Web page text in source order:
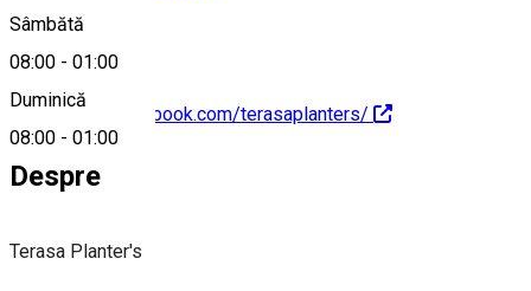
Sâmbătă
08:00 - 01:00
Duminică
08:00 - 01:00
https://www.facebook.com/terasaplanters/
Despre
Terasa Planter's